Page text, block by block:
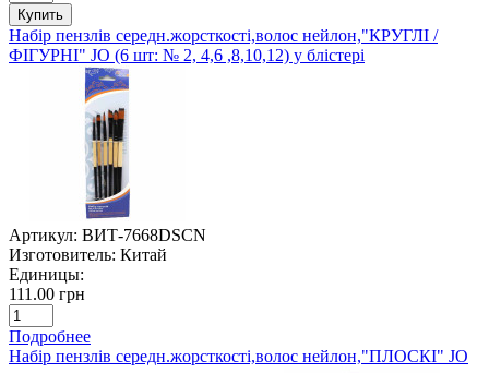
Купить
Набір пензлів середн.жорсткості,волос нейлон,"КРУГЛІ /
ФІГУРНІ" JO (6 шт: № 2, 4,6 ,8,10,12) у блістері
Артикул: ВИТ-7668DSCN
Изготовитель: Китай
Единицы:
111.00 грн
Подробнее
Набір пензлів середн.жорсткості,волос нейлон,"ПЛОСКІ" JO